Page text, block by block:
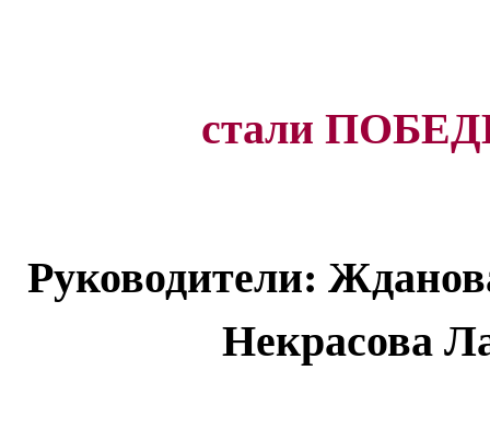
стали
Руководители:
Некрасова